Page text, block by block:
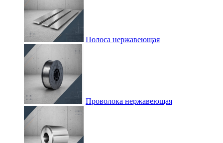
Полоса нержавеющая
Проволока нержавеющая